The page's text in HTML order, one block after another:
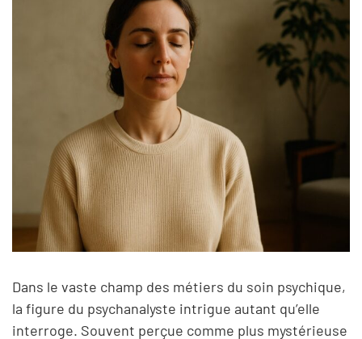
Dans le vaste champ des métiers du soin psychique,
la figure du psychanalyste intrigue autant qu’elle
interroge. Souvent perçue comme plus mystérieuse